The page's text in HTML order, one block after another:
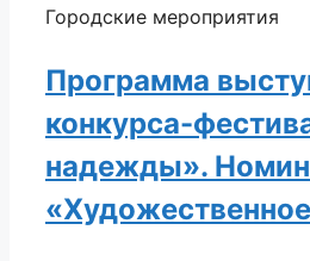
Городские мероприятия
Программа
конкурса-
надежды».